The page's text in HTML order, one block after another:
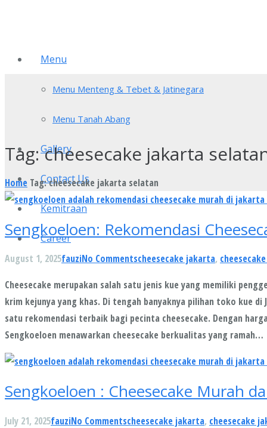
Menu
Menu Menteng & Tebet & Jatinegara
Menu Tanah Abang
Gallery
Contact Us
Kemitraan
Career
Tag:cheesecake jakarta
Home Tag: cheesecake jakarta selatan
Sengkoeloen: Rekomendasi
August 1, 2025fauziNo Commentscheesecake jakarta,
Cheesecake merupakan salah satu jenis kue yang memiliki
krim kejunya yang khas. Di tengah banyaknya pilihan toko kue
satu rekomendasi terbaik bagi pecinta cheesecake. Dengan
Sengkoeloen menawarkan cheesecake berkualitas yang ramah…
Sengkoeloen : Cheesecake Murah
July 21, 2025fauziNo Commentscheesecake jakarta, cheesecake